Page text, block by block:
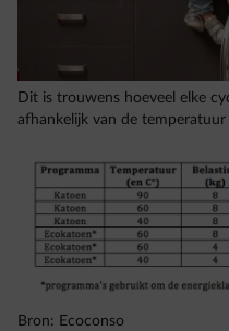
Dit is trouwens hoeveel elke
afhankelijk van de
Bron: Ecoconso